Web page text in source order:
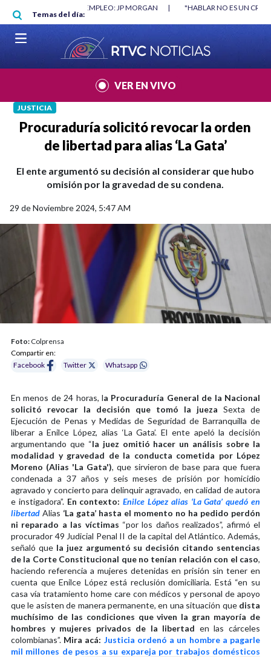
Pasar al contenido principal
Temas del día:
"HABLAR NO ES UN CRIMEN": CARTA DE BETO CORAL |
VER EN VIVO
JUSTICIA
Procuraduría solicitó revocar la orden
de libertad para alias ‘La Gata’
El ente argumentó su decisión al considerar que hubo
omisión por la gravedad de su condena.
29 de Noviembre 2024, 5:47 AM
Foto: Colprensa
Compartir en:
Facebook
Twitter Whatsapp
En menos de 24 horas, la Procuraduría General de la Nacional
solicitó revocar la decisión que tomó la jueza Sexta de
Ejecución de Penas y Medidas de Seguridad de Barranquilla de
liberar a Enilce López, alias ‘La Gata’. El ente apeló la decisión
argumentando que “la juez omitió hacer un análisis sobre la
modalidad y gravedad de la conducta cometida por López
Moreno (Alias 'La Gata'), que sirvieron de base para que fuera
condenada a 37 años y seis meses de prisión por homicidio
agravado y concierto para delinquir agravado, en calidad de autora
e instigadora”. En contexto: Enilce López alias ‘La Gata’ quedó en
libertad Alias ‘La gata’ hasta el momento no ha pedido perdón
ni reparado a las víctimas “por los daños realizados”, afirmó el
procurador 49 Judicial Penal II de la capital del Atlántico. Además,
señaló que la juez argumentó su decisión citando sentencias
de la Corte Constitucional que no tenían relación con el caso,
haciendo referencia a mujeres detenidas en prisión sin tener en
cuenta que Enilce López está reclusión domiciliaria. Está “en su
casa vía tratamiento home care con médicos y personal de apoyo
que le asisten de manera permanente, en una situación que dista
muchísimo de las condiciones que viven la gran mayoría de
hombres y mujeres privados de la libertad en las cárceles
colombianas”. Mira acá: Justicia ordenó a un hombre a pagarle
mil millones de pesos a su expareja por trabajos domésticos